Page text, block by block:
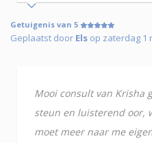
Getuigenis van 5
Geplaatst door Els op zaterdag 1
Mooi consult van Krisha
steun en luisterend oor,
moet meer naar me